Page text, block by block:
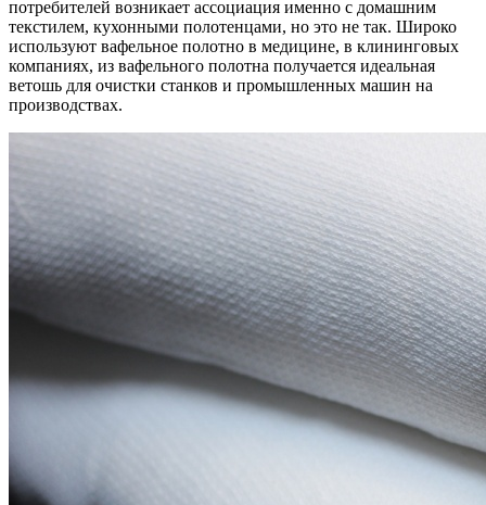
потребителей возникает ассоциация именно с домашним
текстилем, кухонными полотенцами, но это не так. Широко
используют вафельное полотно в медицине, в клининговых
компаниях, из вафельного полотна получается идеальная
ветошь для очистки станков и промышленных машин на
производствах.